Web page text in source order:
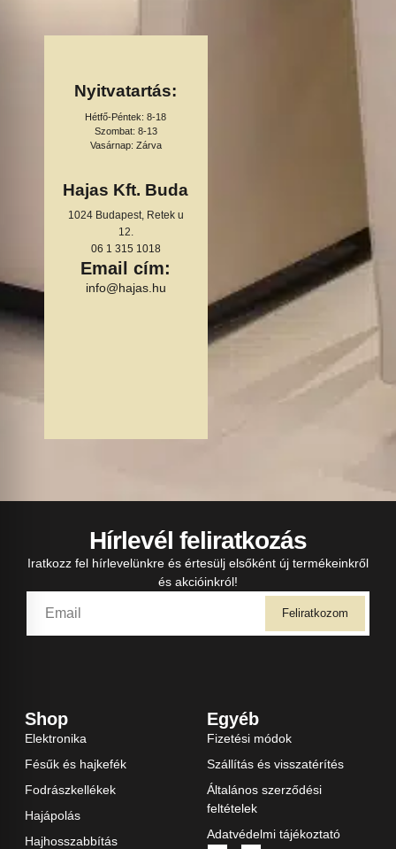
Nyitvatartás:
Hétfő-Péntek: 8-18
Szombat: 8-13
Vasárnap: Zárva
Hajas Kft. Buda
1024 Budapest, Retek u
12.
06 1 315 1018
Email cím:
info@hajas.hu
Hírlevél feliratkozás
Iratkozz fel hírlevelünkre és értesülj elsőként új termékeinkről
és akcióinkról!
Feliratkozom
Shop
Elektronika
Fésűk és hajkefék
Fodrászkellékek
Hajápolás
Hajhosszabbítás
Egyéb
Fizetési módok
Szállítás és visszatérítés
Általános szerződési
feltételek
Adatvédelmi tájékoztató